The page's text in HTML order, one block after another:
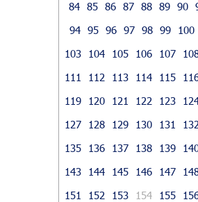
84 85 86 87 88 89 90
94 95 96 97 98 99 100
103
104 105 106 107
111
112 113 114 115
119
120 121 122 123
127
128 129 130 131 132
135
136 137 138 139
143
144 145 146 147
151
152 153 154 155